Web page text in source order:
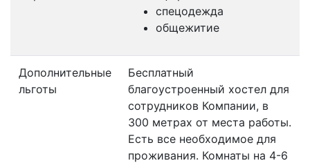
спецодежда
общежитие
Дополнительные
льготы
Бесплатный
благоустроенный хостел для
сотрудников Компании, в
300 метрах от места работы.
Есть все необходимое для
проживания. Комнаты на 4-6